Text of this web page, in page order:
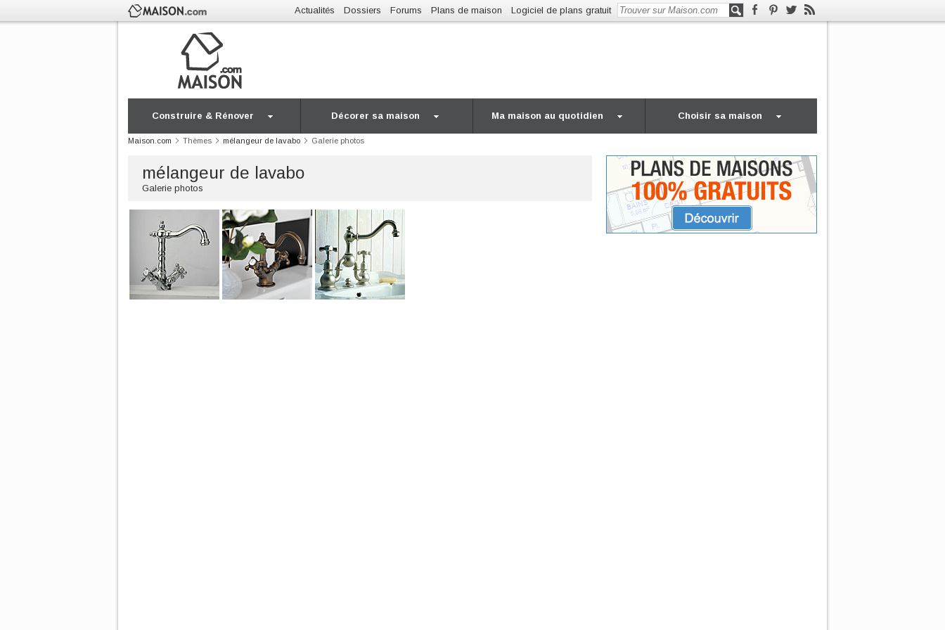
Actualités Dossiers Forums Plans de maison Logiciel de plans gratuit
Construire & Rénover Décorer sa maison Ma maison au quotidien Choisir sa maison
Maison.com Thèmes mélangeur de lavabo Galerie photos
mélangeur de lavabo
Galerie photos